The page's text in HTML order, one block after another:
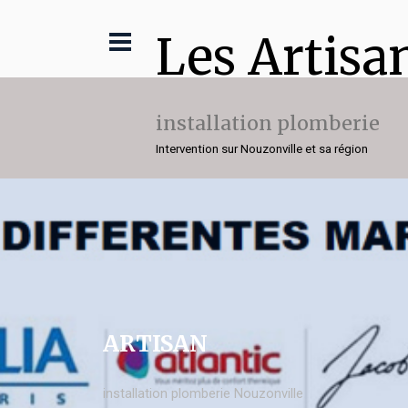
Les
installation plomberie
Intervention sur Nouzonville et sa région
ARTISAN
installation plomberie Nouzonville